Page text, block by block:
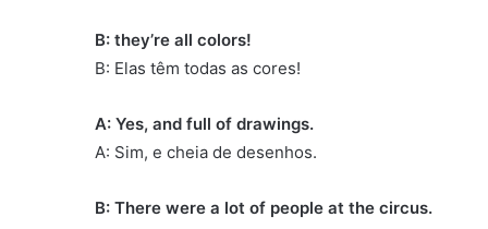
B: they’re all colors!
B: Elas têm todas as cores!
A: Yes, and full of drawings.
A: Sim, e cheia de desenhos.
B: There were a lot of people at the circus.